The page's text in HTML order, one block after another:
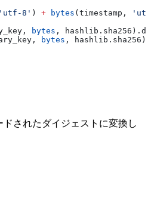
'utf-8' ) + bytes (timestamp,
bytes ,
bytes ,
ドされたダイジェストに変換し